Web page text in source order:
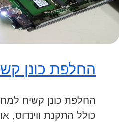
החלפת כונן
החלפת כונן קשיח
כולל התקנת ווינדוס,